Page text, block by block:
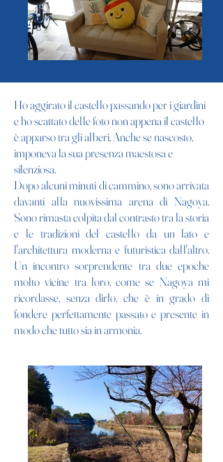
Ho aggirato il castello passando per i giardini
e ho scattato delle foto non appena il castello
è apparso tra gli alberi. Anche se nascosto,
imponeva la sua presenza maestosa e
silenziosa.
Dopo alcuni minuti di cammino, sono arrivata
davanti alla nuovissima arena di Nagoya.
Sono rimasta colpita dal contrasto tra la storia
e le tradizioni del castello da un lato e
l'architettura moderna e futuristica dall'altro.
Un incontro sorprendente tra due epoche
molto vicine tra loro, come se Nagoya mi
ricordasse, senza dirlo, che è in grado di
fondere perfettamente passato e presente in
modo che tutto sia in armonia.